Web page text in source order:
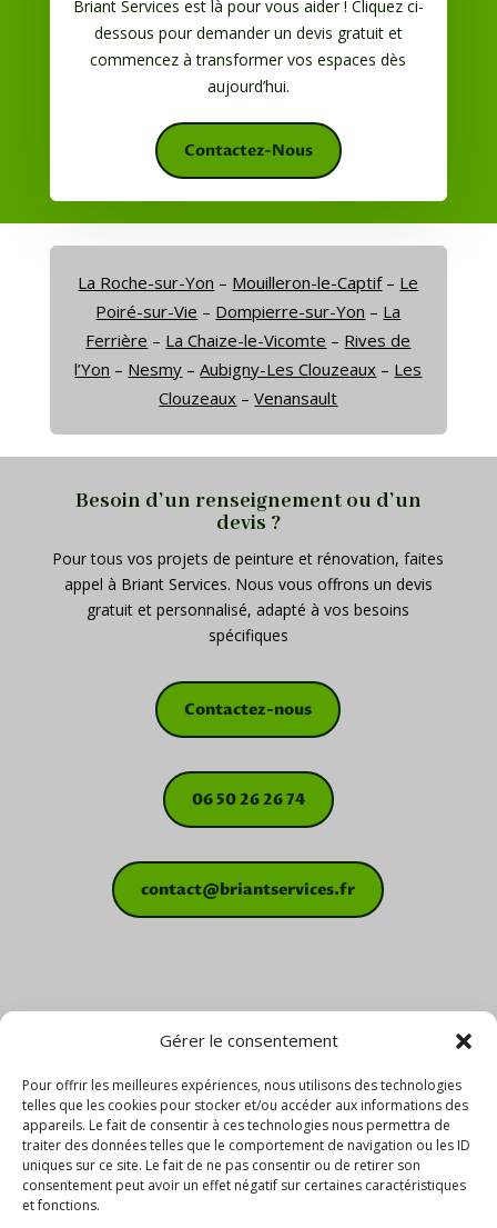
Gérer le consentement
Pour offrir les meilleures expériences, nous utilisons des technologies
telles que les cookies pour stocker et/ou accéder aux informations des
appareils. Le fait de consentir à ces technologies nous permettra de
traiter des données telles que le comportement de navigation ou les ID
uniques sur ce site. Le fait de ne pas consentir ou de retirer son
consentement peut avoir un effet négatif sur certaines caractéristiques
et fonctions.
Briant Services est là pour vous aider ! Cliquez ci-
dessous pour demander un devis gratuit et
commencez à transformer vos espaces dès
aujourd’hui.
Contactez-Nous
La Roche-sur-Yon – Mouilleron-le-Captif– Le
Poiré-sur-Vie – Dompierre-sur-Yon – La
Ferrière – La Chaize-le-Vicomte – Rives de
l’Yon – Nesmy –Aubigny-Les Clouzeaux – Les
Clouzeaux –Venansault
Besoin d’un renseignement ou d’un
devis ?
Pour tous vos projets de peinture et rénovation, faites
appel à Briant Services. Nous vous offrons un devis
gratuit et personnalisé, adapté à vos besoins
spécifiques
Contactez-nous
06 50 26 26 74
contact@briantservices.fr